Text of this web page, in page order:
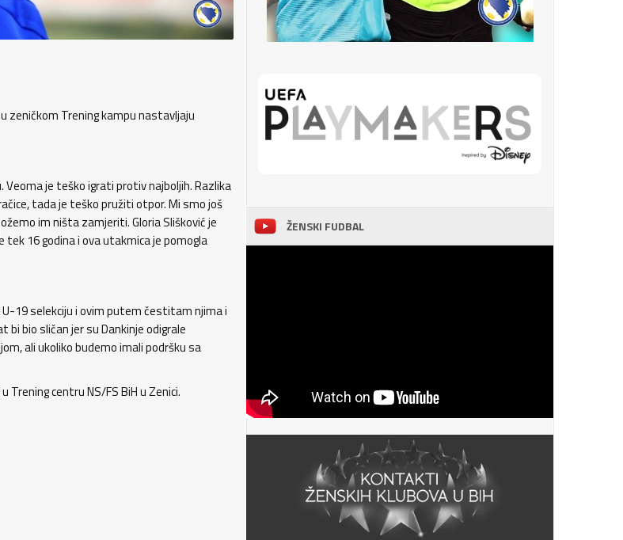
zeničkom Trening kampu nastavljaju
Veoma je teško igrati protiv najboljih. Razlika
tada je teško pružiti otpor. Mi smo još
im ništa zamjeriti. Gloria Slišković je
16 godina i ova utakmica je pomogla
19 selekciju i ovim putem čestitam njima i
bio sličan jer su Dankinje odigrale
ali ukoliko budemo imali podršku sa
Trening centru NS/FS BiH u Zenici.
ŽENSKI FUDBAL